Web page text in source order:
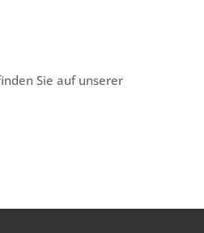
Sie auf unserer